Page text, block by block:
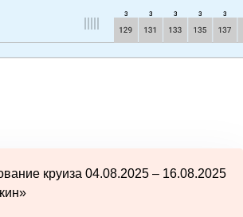
круиза 04.08.2025 – 16.08.2025